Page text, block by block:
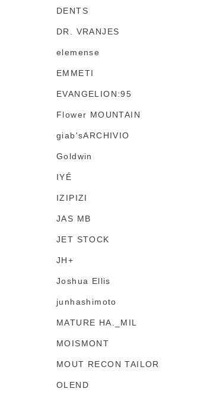
DENTS
DR. VRANJES
elemense
EMMETI
EVANGELION:95
Flower MOUNTAIN
giab'sARCHIVIO
Goldwin
IYÉ
IZIPIZI
JAS MB
JET STOCK
JH+
Joshua Ellis
junhashimoto
MATURE HA._MIL
MOISMONT
MOUT RECON TAILOR
OLEND